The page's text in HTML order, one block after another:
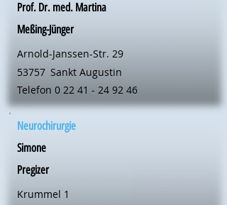
Prof. Dr. med. Martina
Meßing-Jünger
Arnold-Janssen-Str. 29
53757 Sankt Augustin
Telefon 0 22 41 - 24 92 46
Neurochirurgie
Simone
Pregizer
Krummel 1